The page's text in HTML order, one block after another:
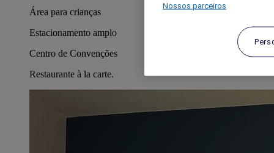
Área para crianças
Estacionamento amplo
Centro de Convenções
Restaurante à la carte.
Nossos parceiros